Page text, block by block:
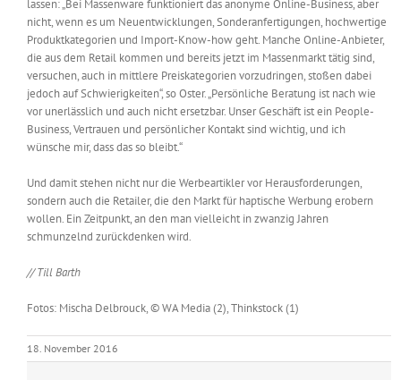
lassen: „Bei Massenware funktioniert das anonyme Online-Business, aber
nicht, wenn es um Neuentwicklungen, Sonderanfertigungen, hochwertige
Produktkategorien und Import-Know-how geht. Manche Online-Anbieter,
die aus dem Retail kommen und bereits jetzt im Massenmarkt tätig sind,
versuchen, auch in mittlere Preiskategorien vorzudringen, stoßen dabei
jedoch auf Schwierigkeiten“, so Oster. „Persönliche Beratung ist nach wie
vor unerlässlich und auch nicht ersetzbar. Unser Geschäft ist ein People-
Business, Vertrauen und persönlicher Kontakt sind wichtig, und ich
wünsche mir, dass das so bleibt.“
Und damit stehen nicht nur die Werbeartikler vor Herausforderungen,
sondern auch die Retailer, die den Markt für haptische Werbung erobern
wollen. Ein Zeitpunkt, an den man vielleicht in zwanzig Jahren
schmunzelnd zurückdenken wird.
// Till Barth
Fotos: Mischa Delbrouck, © WA Media (2), Thinkstock (1)
18. November 2016